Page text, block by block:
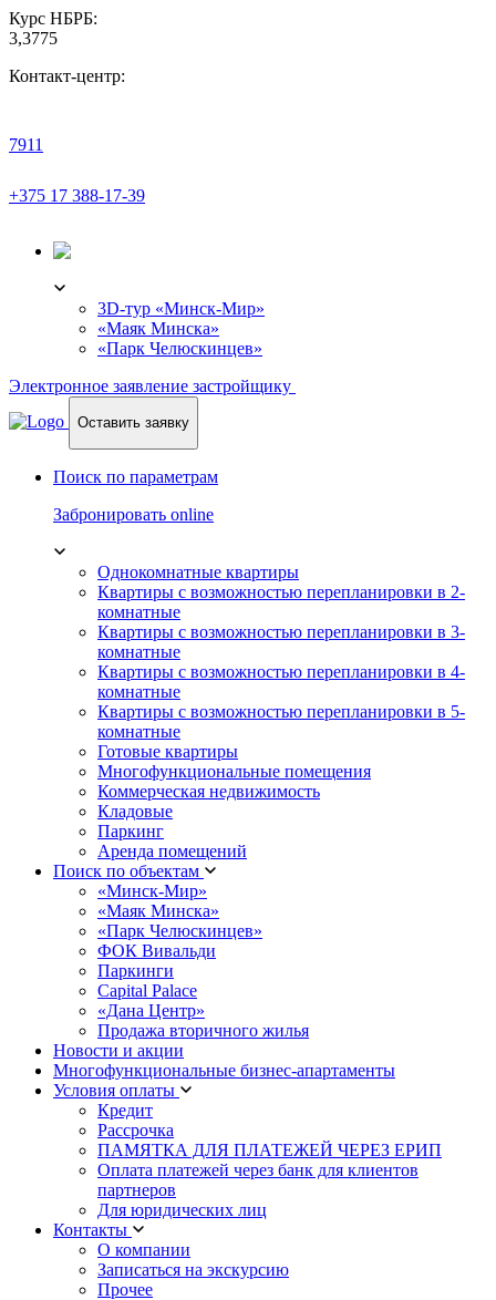
Курс НБРБ:
3,3775
Контакт-центр:
7911
+375 17 388-17-39
3D-тур «Минск-Мир»
«Маяк Минска»
«Парк Челюскинцев»
Электронное заявление застройщику
Оставить заявку
Поиск по параметрам
Забронировать online
Однокомнатные квартиры
Квартиры с возможностью перепланировки в 2-
комнатные
Квартиры с возможностью перепланировки в 3-
комнатные
Квартиры с возможностью перепланировки в 4-
комнатные
Квартиры с возможностью перепланировки в 5-
комнатные
Готовые квартиры
Многофункциональные помещения
Коммерческая недвижимость
Кладовые
Паркинг
Аренда помещений
Поиск по объектам
«Минск-Мир»
«Маяк Минска»
«Парк Челюскинцев»
ФОК Вивальди
Паркинги
Capital Palace
«Дана Центр»
Продажа вторичного жилья
Новости и акции
Многофункциональные бизнес-апартаменты
Условия оплаты
Кредит
Рассрочка
ПАМЯТКА ДЛЯ ПЛАТЕЖЕЙ ЧЕРЕЗ ЕРИП
Оплата платежей через банк для клиентов
партнеров
Для юридических лиц
Контакты
О компании
Записаться на экскурсию
Прочее